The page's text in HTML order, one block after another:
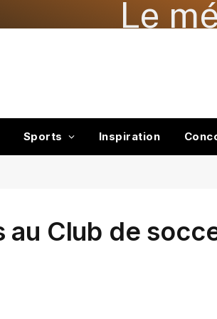
Le
Sports Inspiration
au Club de